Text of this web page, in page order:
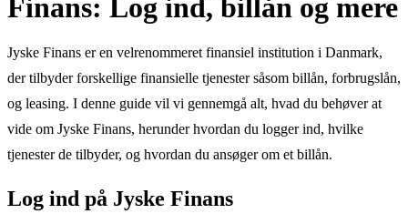
Finans: Log ind, billån og mere
Jyske Finans er en velrenommeret finansiel institution i Danmark,
der tilbyder forskellige finansielle tjenester såsom billån, forbrugslån,
og leasing. I denne guide vil vi gennemgå alt, hvad du behøver at
vide om Jyske Finans, herunder hvordan du logger ind, hvilke
tjenester de tilbyder, og hvordan du ansøger om et billån.
Log ind på Jyske Finans